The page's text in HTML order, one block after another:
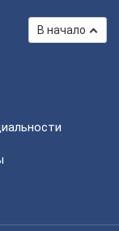
В начало